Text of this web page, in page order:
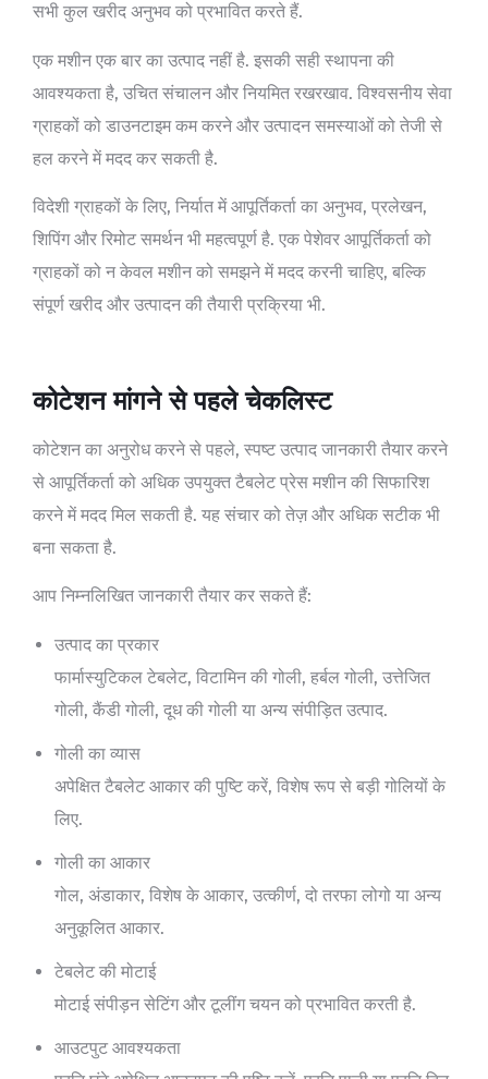
सभी कुल खरीद अनुभव को प्रभावित करते हैं.
एक मशीन एक बार का उत्पाद नहीं है. इसकी सही स्थापना की
आवश्यकता है, उचित संचालन और नियमित रखरखाव. विश्वसनीय सेवा
ग्राहकों को डाउनटाइम कम करने और उत्पादन समस्याओं को तेजी से
हल करने में मदद कर सकती है.
विदेशी ग्राहकों के लिए, निर्यात में आपूर्तिकर्ता का अनुभव, प्रलेखन,
शिपिंग और रिमोट समर्थन भी महत्वपूर्ण है. एक पेशेवर आपूर्तिकर्ता को
ग्राहकों को न केवल मशीन को समझने में मदद करनी चाहिए, बल्कि
संपूर्ण खरीद और उत्पादन की तैयारी प्रक्रिया भी.
कोटेशन मांगने से पहले चेकलिस्ट
कोटेशन का अनुरोध करने से पहले, स्पष्ट उत्पाद जानकारी तैयार करने
से आपूर्तिकर्ता को अधिक उपयुक्त टैबलेट प्रेस मशीन की सिफारिश
करने में मदद मिल सकती है. यह संचार को तेज़ और अधिक सटीक भी
बना सकता है.
आप निम्नलिखित जानकारी तैयार कर सकते हैं:
उत्पाद का प्रकार
फार्मास्युटिकल टेबलेट, विटामिन की गोली, हर्बल गोली, उत्तेजित
गोली, कैंडी गोली, दूध की गोली या अन्य संपीड़ित उत्पाद.
गोली का व्यास
अपेक्षित टैबलेट आकार की पुष्टि करें, विशेष रूप से बड़ी गोलियों के
लिए.
गोली का आकार
गोल, अंडाकार, विशेष के आकार, उत्कीर्ण, दो तरफा लोगो या अन्य
अनुकूलित आकार.
टेबलेट की मोटाई
मोटाई संपीड़न सेटिंग और टूलींग चयन को प्रभावित करती है.
आउटपुट आवश्यकता